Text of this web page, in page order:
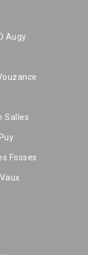
Augy
Salles
Fosses